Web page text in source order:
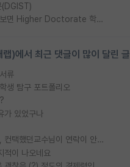
(DGIST)
우리나라도 학구 열풍보면 Higher Doctorate 학위가 필요하다고 봅니다.
)에서 최근 댓글이 많이 달린 글
류
생 탐구 포트폴리오
가 있었구나
석박사 과정 합격하고, 컨택했던교수님이 연락이 안됩니다...
적이 나오네요